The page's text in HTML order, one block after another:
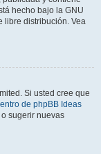
hecho bajo la GNU
libre distribución. Vea
Si usted cree que
de phpBB Ideas
sugerir nuevas